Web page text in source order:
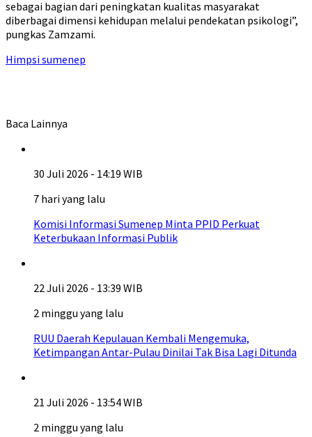
sebagai bagian dari peningkatan kualitas masyarakat
diberbagai dimensi kehidupan melalui pendekatan psikologi”,
pungkas Zamzami.
Himpsi sumenep
Baca Lainnya
30 Juli 2026 - 14:19 WIB
7 hari yang lalu
Komisi Informasi Sumenep Minta PPID Perkuat
Keterbukaan Informasi Publik
22 Juli 2026 - 13:39 WIB
2 minggu yang lalu
RUU Daerah Kepulauan Kembali Mengemuka,
Ketimpangan Antar-Pulau Dinilai Tak Bisa Lagi Ditunda
21 Juli 2026 - 13:54 WIB
2 minggu yang lalu